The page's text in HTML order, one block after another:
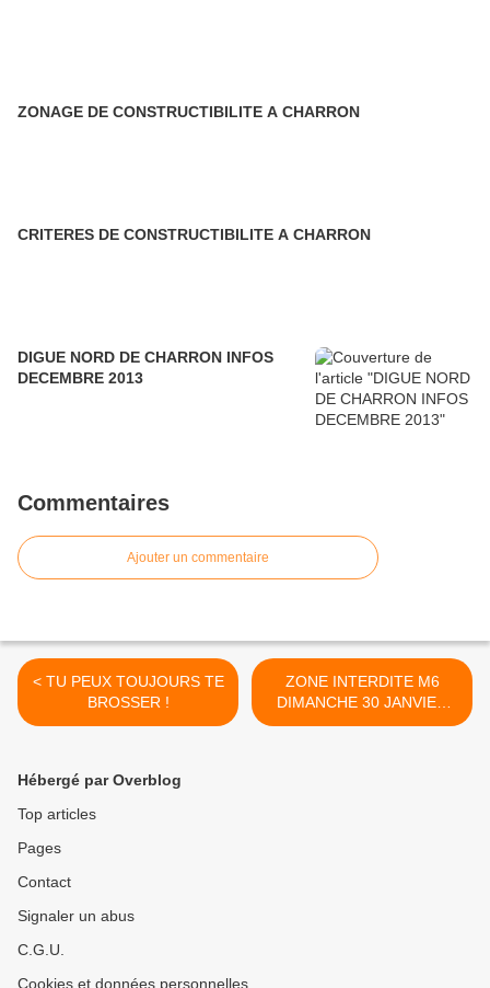
ZONAGE DE CONSTRUCTIBILITE A CHARRON
CRITERES DE CONSTRUCTIBILITE A CHARRON
DIGUE NORD DE CHARRON INFOS
DECEMBRE 2013
Commentaires
Ajouter un commentaire
< TU PEUX TOUJOURS TE
BROSSER !
ZONE INTERDITE M6
DIMANCHE 30 JANVIER
2011 SPECIALE XYNTHIA
Hébergé par Overblog
Top articles
Pages
Contact
Signaler un abus
C.G.U.
Cookies et données personnelles